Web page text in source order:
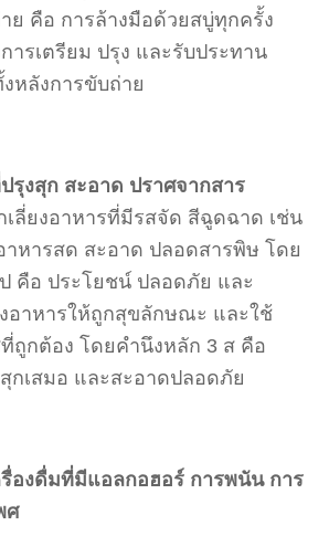
ย คือ การล้างมือด้วยสบู่ทุกครั้ง
ารเตรียม ปรุง และรับประทาน
หลังการขับถ่าย
รุงสุก สะอาด ปราศจากสาร
เลี่ยงอาหารที่มีรสจัด สีฉูดฉาด เช่น
าหารสด สะอาด ปลอดสารพิษ โดย
คือ ประโยชน์ ปลอดภัย และ
อาหารให้ถูกสุขลักษณะ และใช้
ที่ถูกต้อง โดยคำนึงหลัก 3 ส คือ
กเสมอ และสะอาดปลอดภัย
องดื่มที่มีแอลกอฮอร์ การพนัน การ
ศ